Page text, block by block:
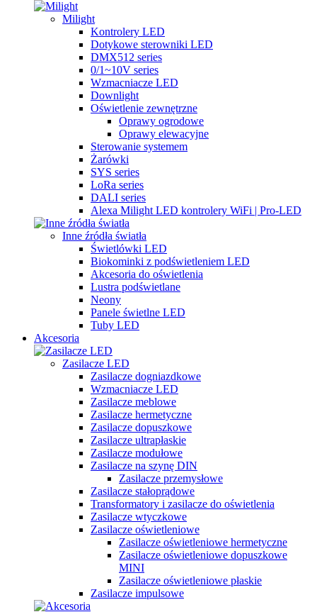
Milight
Kontrolery LED
Dotykowe sterowniki LED
DMX512 series
0/1~10V series
Wzmacniacze LED
Downlight
Oświetlenie zewnętrzne
Oprawy ogrodowe
Oprawy elewacyjne
Sterowanie systemem
Żarówki
SYS series
LoRa series
DALI series
Alexa Milight LED kontrolery WiFi | Pro-LED
Inne źródła światła
Świetlówki LED
Biokominki z podświetleniem LED
Akcesoria do oświetlenia
Lustra podświetlane
Neony
Panele świetlne LED
Tuby LED
Akcesoria
Zasilacze LED
Zasilacze dogniazdkowe
Wzmacniacze LED
Zasilacze meblowe
Zasilacze hermetyczne
Zasilacze dopuszkowe
Zasilacze ultrapłaskie
Zasilacze modułowe
Zasilacze na szynę DIN
Zasilacze przemysłowe
Zasilacze stałoprądowe
Transformatory i zasilacze do oświetlenia
Zasilacze wtyczkowe
Zasilacze oświetleniowe
Zasilacze oświetleniowe hermetyczne
Zasilacze oświetleniowe dopuszkowe
MINI
Zasilacze oświetleniowe płaskie
Zasilacze impulsowe